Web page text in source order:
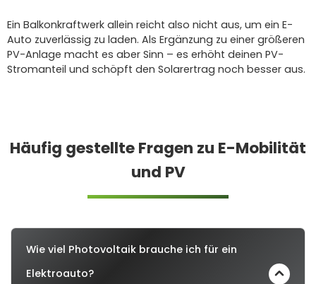
Ein Balkonkraftwerk allein reicht also nicht aus, um ein E-
Auto zuverlässig zu laden. Als Ergänzung zu einer größeren
PV-Anlage macht es aber Sinn – es erhöht deinen PV-
Stromanteil und schöpft den Solarertrag noch besser aus.
Häufig gestellte Fragen zu E-Mobilität
und PV
Wie viel Photovoltaik brauche ich für ein
Elektroauto?